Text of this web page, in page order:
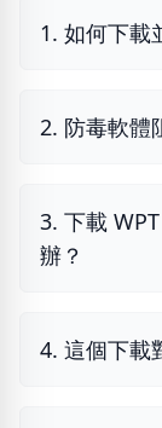
1. 如何下載
2. 防毒軟體
3. 下載
辦？
4. 這個下載